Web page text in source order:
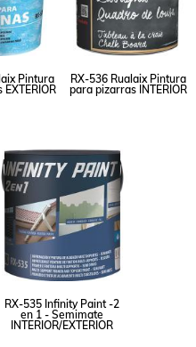
Pintura
RX-536 Rualaix Pintura
para pizarras INTERIOR
RX-535 Infinity Paint -2
en 1 - Semimate
INTERIOR/EXTERIOR